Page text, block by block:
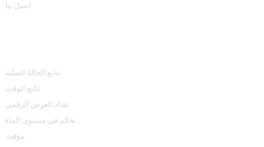
اتصل بنا
تتابع الحالة الصلبة
تتابع الوقت
عداد العرض الرقمي
تحكم في مستوى الماء
مؤقت